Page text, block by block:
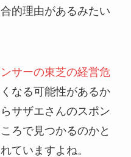
的理由があるみたい
サーの東芝の経営危
なる可能性があるか
サザエさんのスポン
ろで見つかるのかと
ていますよね。